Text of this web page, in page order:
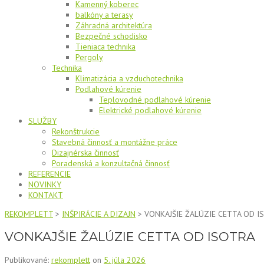
Kamenný koberec
balkóny a terasy
Záhradná architektúra
Bezpečné schodisko
Tieniaca technika
Pergoly
Technika
Klimatizácia a vzduchotechnika
Podlahové kúrenie
Teplovodné podlahové kúrenie
Elektrické podlahové kúrenie
SLUŽBY
Rekonštrukcie
Stavebná činnosť a montážne práce
Dizajnérska činnosť
Poradenská a konzultačná činnosť
REFERENCIE
NOVINKY
KONTAKT
REKOMPLETT > INŠPIRÁCIE A DIZAJN > VONKAJŠIE ŽALÚZIE CETTA OD
VONKAJŠIE ŽALÚZIE CETTA OD ISOTRA
Publikované: rekomplett on 5. júla 2026